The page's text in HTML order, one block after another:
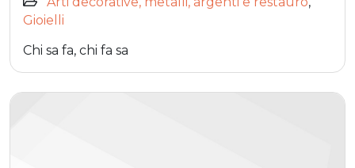
Gioielli
Chi sa fa, chi fa sa